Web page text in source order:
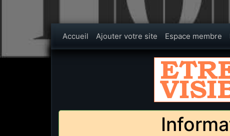
Accueil Ajouter votre site Espace membre